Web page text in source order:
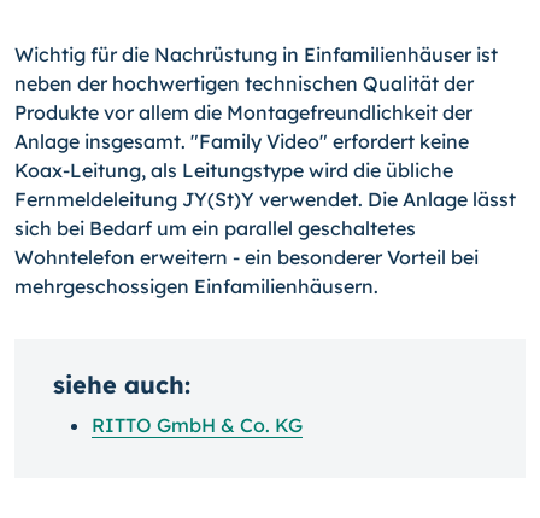
Wichtig für die Nachrüstung in Einfamilienhäuser ist
neben der hochwertigen technischen Qualität der
Produkte vor allem die Montagefreundlichkeit der
Anlage insgesamt. "Family Video" erfordert keine
Koax-Leitung, als Leitungstype wird die übliche
Fernmeldeleitung JY(St)Y verwendet. Die Anlage lässt
sich bei Bedarf um ein parallel geschaltetes
Wohntelefon erweitern - ein besonderer Vorteil bei
mehrgeschossigen Einfamilienhäusern.
siehe auch:
RITTO GmbH & Co. KG